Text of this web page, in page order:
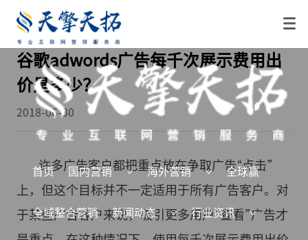
首页 国内营销 海外营销 全球赢
全域整合营销 新闻动态 行业资讯
谷歌adwords广告每千次展示费用出
价是多少？
2018-06-30
许多广告客户都把重点放在争取广告“点击”
上，但这个目标并不一定适用于所有广告客户。对
于某些广告客户来说，吸引更多用户“查看”广告才